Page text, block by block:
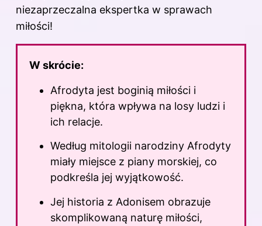
niezaprzeczalna ekspertka w sprawach
miłości!
W skrócie:
Afrodyta jest boginią miłości i
piękna, która wpływa na losy ludzi i
ich relacje.
Według mitologii narodziny Afrodyty
miały miejsce z piany morskiej, co
podkreśla jej wyjątkowość.
Jej historia z Adonisem obrazuje
skomplikowaną naturę miłości,